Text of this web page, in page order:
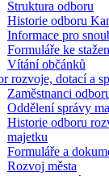
Struktura odboru
Historie odboru
Informace pro
Formuláře ke
Vítání občánků
rozvoje, dotací a
Zaměstnanci
Oddělení správy
Historie odboru
majetku
Formuláře a
Rozvoj města